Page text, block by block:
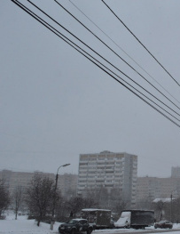
Перейти к основному содержанию